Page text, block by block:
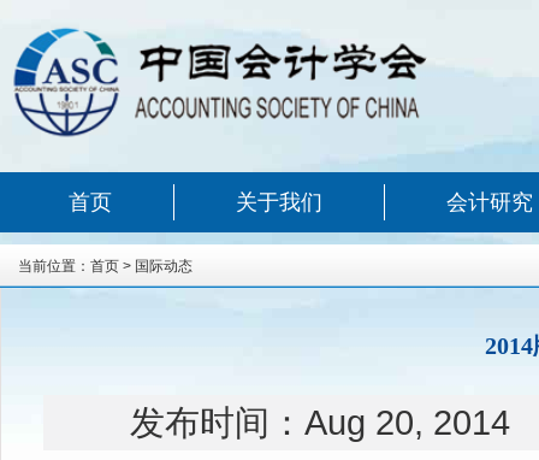
首页 关于我们 会计研究
当前位置： 首页 > 国际动态
发布时间： Aug 20, 2014